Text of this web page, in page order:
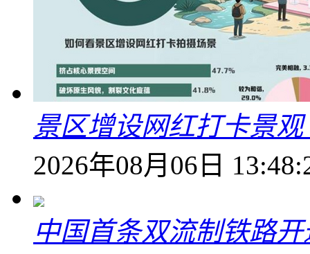
景区增设网红打卡景
2026年08月06日
中国首条双流制铁路